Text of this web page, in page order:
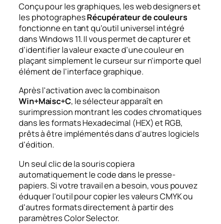
Conçu pour les graphiques, les web designers et
les photographesRécupérateur de couleurs
fonctionne en tant qu'outil universel intégré
dans Windows 11. Il vous permet de capturer et
d'identifier la valeur exacte d'une couleur en
plaçant simplement le curseur sur n'importe quel
élément de l'interface graphique.
Après l'activation avec la combinaison
Win+Maisc+C, le sélecteur apparaît en
surimpression montrant les codes chromatiques
dans les formats Hexadecimal (HEX) et RGB,
prêts à être implémentés dans d'autres logiciels
d'édition.
Un seul clic de la souris copiera
automatiquement le code dans le presse-
papiers. Si votre travail en a besoin, vous pouvez
éduquer l'outil pour copier les valeurs CMYK ou
d'autres formats directement à partir des
paramètres Color Selector.